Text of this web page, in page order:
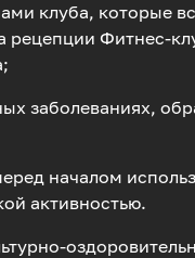
клуба, которые
рецепции Фитнес-
заболеваниях,
началом
активностью.